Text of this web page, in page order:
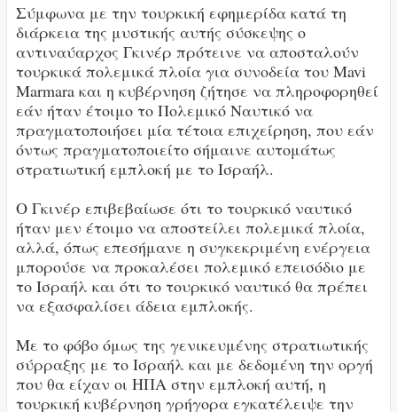
Σύμφωνα με την τουρκική εφημερίδα κατά τη
διάρκεια της μυστικής αυτής σύσκεψης ο
αντιναύαρχος Γκινέρ πρότεινε να αποσταλούν
τουρκικά πολεμικά πλοία για συνοδεία του Mavi
Marmara και η κυβέρνηση ζήτησε να πληροφορηθεί
εάν ήταν έτοιμο το Πολεμικό Ναυτικό να
πραγματοποιήσει μία τέτοια επιχείρηση, που εάν
όντως πραγματοποιείτο σήμαινε αυτομάτως
στρατιωτική εμπλοκή με το Ισραήλ.
Ο Γκινέρ επιβεβαίωσε ότι το τουρκικό ναυτικό
ήταν μεν έτοιμο να αποστείλει πολεμικά πλοία,
αλλά, όπως επεσήμανε η συγκεκριμένη ενέργεια
μπορούσε να προκαλέσει πολεμικό επεισόδιο με
το Ισραήλ και ότι το τουρκικό ναυτικό θα πρέπει
να εξασφαλίσει άδεια εμπλοκής.
Με το φόβο όμως της γενικευμένης στρατιωτικής
σύρραξης με το Ισραήλ και με δεδομένη την οργή
που θα είχαν οι ΗΠΑ στην εμπλοκή αυτή, η
τουρκική κυβέρνηση γρήγορα εγκατέλειψε την